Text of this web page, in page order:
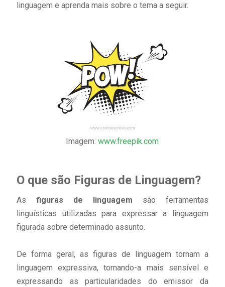
linguagem e aprenda mais sobre o tema a seguir.
Imagem:www.freepik.com
O que são Figuras de Linguagem?
Asfiguras de linguagem são ferramentas
linguísticas utilizadas para expressar a linguagem
figurada sobre determinado assunto.
De forma geral, as figuras de linguagem tornam a
linguagem expressiva, tornando-a mais sensível e
expressando as particularidades do emissor da